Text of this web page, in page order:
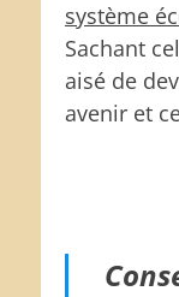
système
Sachant
aisé de
avenir et